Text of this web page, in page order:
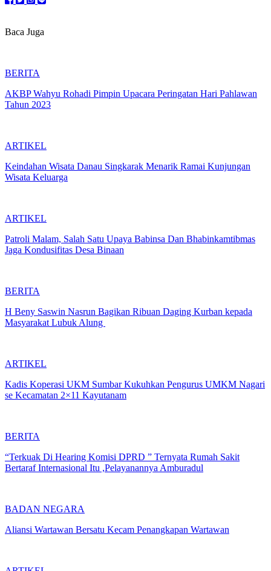
Baca Juga
BERITA
AKBP Wahyu Rohadi Pimpin Upacara Peringatan Hari Pahlawan
Tahun 2023
ARTIKEL
Keindahan Wisata Danau Singkarak Menarik Ramai Kunjungan
Wisata Keluarga
ARTIKEL
Patroli Malam, Salah Satu Upaya Babinsa Dan Bhabinkamtibmas
Jaga Kondusifitas Desa Binaan
BERITA
H Beny Saswin Nasrun Bagikan Ribuan Daging Kurban kepada
Masyarakat Lubuk Alung
ARTIKEL
Kadis Koperasi UKM Sumbar Kukuhkan Pengurus UMKM Nagari
se Kecamatan 2×11 Kayutanam
BERITA
“Terkuak Di Hearing Komisi DPRD ” Ternyata Rumah Sakit
Bertaraf Internasional Itu ,Pelayanannya Amburadul
BADAN NEGARA
Aliansi Wartawan Bersatu Kecam Penangkapan Wartawan